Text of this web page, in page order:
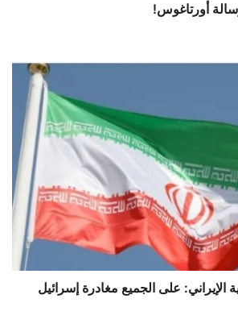
أورتاغوس!
الإيراني: على الجميع مغادرة إسرائيل